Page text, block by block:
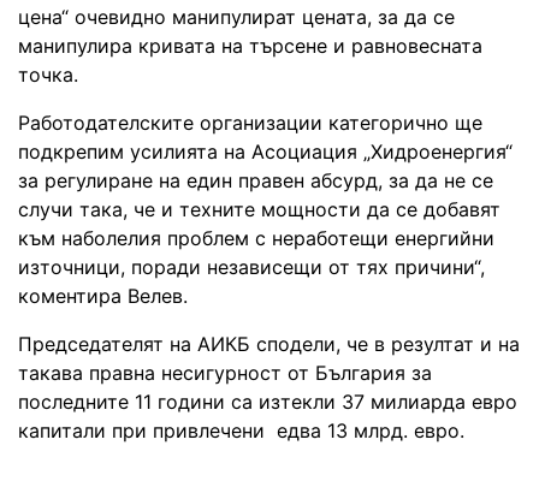
цена“ очевидно манипулират цената, за да се
манипулира кривата на търсене и равновесната
точка.
Работодателските организации категорично ще
подкрепим усилията на Асоциация „Хидроенергия“
за регулиране на един правен абсурд, за да не се
случи така, че и техните мощности да се добавят
към наболелия проблем с неработещи енергийни
източници, поради независещи от тях причини“,
коментира Велев.
Председателят на АИКБ сподели, че в резултат и на
такава правна несигурност от България за
последните 11 години са изтекли 37 милиарда евро
капитали при привлечени едва 13 млрд. евро.